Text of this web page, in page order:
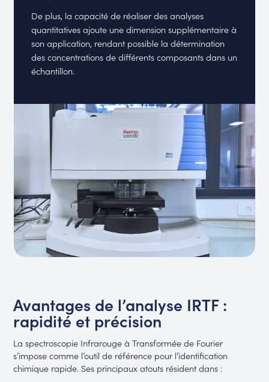
De plus, la capacité de réaliser des analyses
quantitatives ajoute une dimension supplémentaire à
son application, rendant possible la détermination
des concentrations de différents composants dans un
échantillon.
Avantages de l’analyse IRTF :
rapidité et précision
La spectroscopie Infrarouge à Transformée de Fourier
s’impose comme l’outil de référence pour l’identification
chimique rapide. Ses principaux atouts résident dans :